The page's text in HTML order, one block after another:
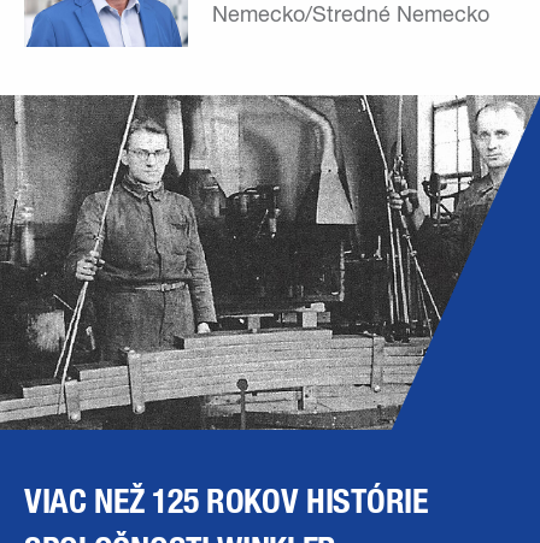
Nemecko/Stredné Nemecko
VIAC NEŽ 125 ROKOV HISTÓRIE